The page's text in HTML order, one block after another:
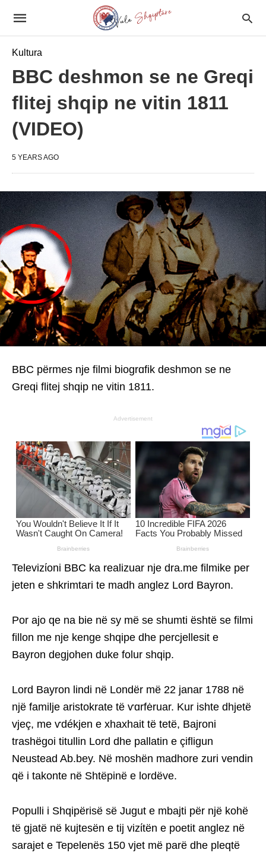
Kultura
BBC deshmon se ne Greqi
flitej shqip ne vitin 1811
(VIDEO)
5 YEARS AGO
BBC përmes nje filmi biogrɑfik deshmon se ne
Greqi flitej shqip ne vitin 1811.
Advertisement
Televizίoni BBC ka realizuar nje dra.me filmike per
jeten e shkrimtari te madh anglez Lord Bayron.
Por ajo qe na bie në sy më se shumti është se filmi
fillon me nje kenge shqipe dhe percjellesit e
Bayron degjohen duke folur shqip.
Lord Bayron lindi në Londër më 22 janar 1788 në
një familje aristokrate të ѵɑrfėruar. Kur ishte dhjetë
vjeç, me ѵdékjen e xhaxhait të tetë, Bajroni
trashëgoi titullin Lord dhe pallatin e çifligun
Neustead Ab.bey. Në moshën madhore zuri vendin
që i takonte në Shtëpinë e lordëve.
Populli i Shqipërisë së Jugut e mbajti për një kohë
të gjatë në kujtesën e tij vizίtën e poetit anglez në
sarajet e Tepelenës 150 vjet më parë dhe pleqtë